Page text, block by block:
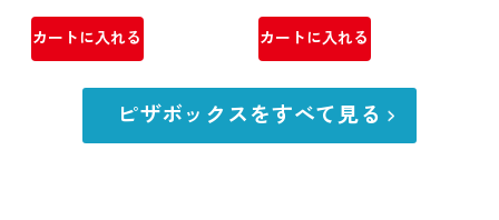
カートに入れる カートに入れる
ピザボックスをすべて見る